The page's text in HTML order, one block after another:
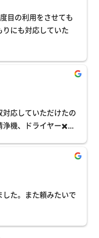
目の利用をさせても
にも対応していた
応していただけたの
浄機、ドライヤー✖️...
た。また頼みたいで